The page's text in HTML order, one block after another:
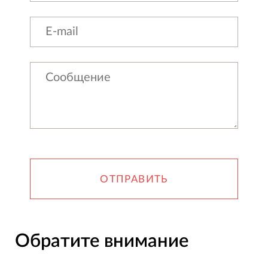
ОТПРАВИТЬ
Обратите внимание